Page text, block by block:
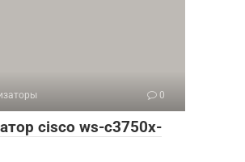
0
cisco ws-c3750x-